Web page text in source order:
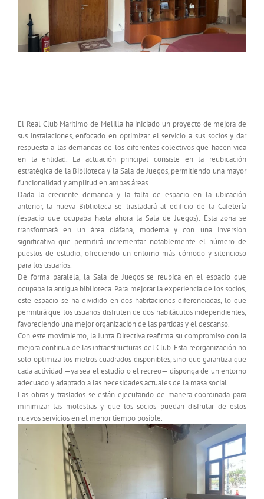
El Real Club Marítimo de Melilla ha iniciado un proyecto de mejora de
sus instalaciones, enfocado en optimizar el servicio a sus socios y dar
respuesta a las demandas de los diferentes colectivos que hacen vida
en la entidad. La actuación principal consiste en la reubicación
estratégica de la Biblioteca y la Sala de Juegos, permitiendo una mayor
funcionalidad y amplitud en ambas áreas.
Dada la creciente demanda y la falta de espacio en la ubicación
anterior, la nueva Biblioteca se trasladará al edificio de la Cafetería
(espacio que ocupaba hasta ahora la Sala de Juegos). Esta zona se
transformará en un área diáfana, moderna y con una inversión
significativa que permitirá incrementar notablemente el número de
puestos de estudio, ofreciendo un entorno más cómodo y silencioso
para los usuarios.
De forma paralela, la Sala de Juegos se reubica en el espacio que
ocupaba la antigua biblioteca. Para mejorar la experiencia de los socios,
este espacio se ha dividido en dos habitaciones diferenciadas, lo que
permitirá que los usuarios disfruten de dos habitáculos independientes,
favoreciendo una mejor organización de las partidas y el descanso.
Con este movimiento, la Junta Directiva reafirma su compromiso con la
mejora continua de las infraestructuras del Club. Esta reorganización no
solo optimiza los metros cuadrados disponibles, sino que garantiza que
cada actividad —ya sea el estudio o el recreo— disponga de un entorno
adecuado y adaptado a las necesidades actuales de la masa social.
Las obras y traslados se están ejecutando de manera coordinada para
minimizar las molestias y que los socios puedan disfrutar de estos
nuevos servicios en el menor tiempo posible.